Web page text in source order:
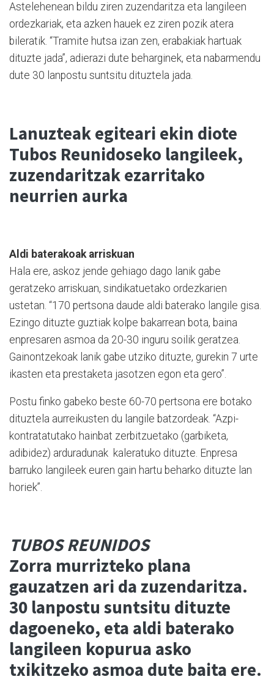
Astelehenean bildu ziren zuzendaritza eta langileen
ordezkariak, eta azken hauek ez ziren pozik atera
bileratik. “Tramite hutsa izan zen, erabakiak hartuak
dituzte jada”, adierazi dute beharginek, eta nabarmendu
dute 30 lanpostu suntsitu dituztela jada.
Lanuzteak egiteari ekin diote
Tubos Reunidoseko langileek,
zuzendaritzak ezarritako
neurrien aurka
Aldi baterakoak arriskuan
Hala ere, askoz jende gehiago dago lanik gabe
geratzeko arriskuan, sindikatuetako ordezkarien
ustetan. “170 pertsona daude aldi baterako langile gisa.
Ezingo dituzte guztiak kolpe bakarrean bota, baina
enpresaren asmoa da 20-30 inguru soilik geratzea.
Gainontzekoak lanik gabe utziko dituzte, gurekin 7 urte
ikasten eta prestaketa jasotzen egon eta gero”.
Postu finko gabeko beste 60-70 pertsona ere botako
dituztela aurreikusten du langile batzordeak. “Azpi-
kontratatutako hainbat zerbitzuetako (garbiketa,
adibidez) arduradunak kaleratuko dituzte. Enpresa
barruko langileek euren gain hartu beharko dituzte lan
horiek”.
TUBOS REUNIDOS
Zorra murrizteko plana
gauzatzen ari da zuzendaritza.
30 lanpostu suntsitu dituzte
dagoeneko, eta aldi baterako
langileen kopurua asko
txikitzeko asmoa dute baita ere.